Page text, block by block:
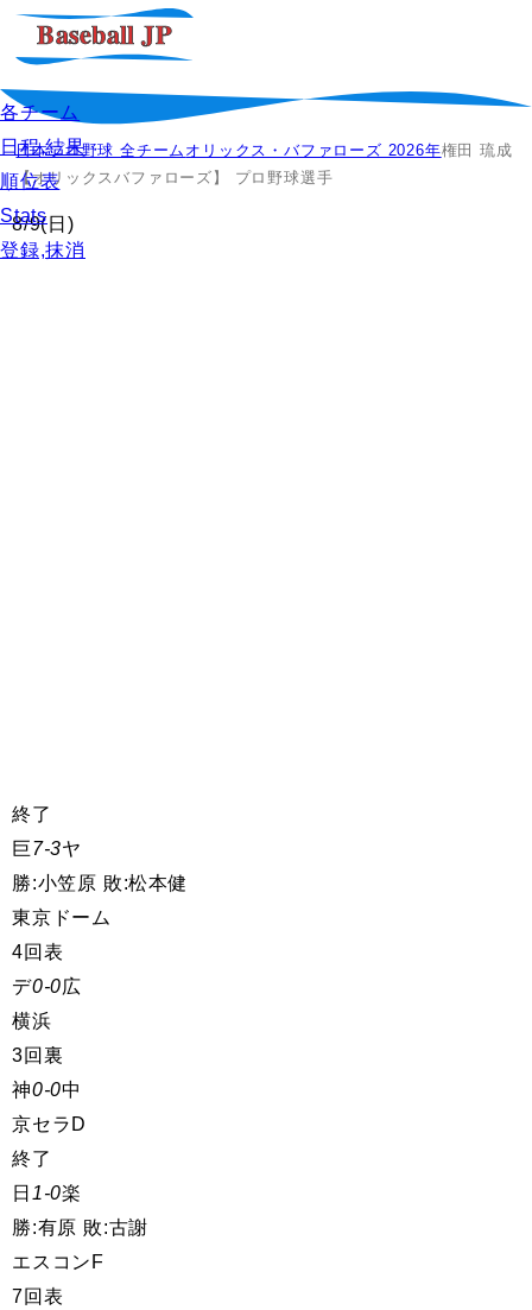
各チーム
日程,結果
順位表
Stats
登録,抹消
日本プロ野球 全チーム オリックス・バファローズ 2026年権田 琉成
【オリックスバファローズ】 プロ野球選手
8/9(日)
終了
巨7-3ヤ
勝:小笠原 敗:松本健
東京ドーム
4回表
デ0-0広
横浜
3回裏
神0-0中
京セラD
終了
日 1-0楽
勝:有原 敗:古謝
エスコンF
7回表